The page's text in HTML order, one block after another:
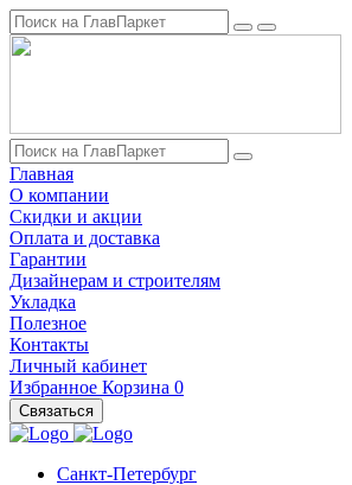
Главная
О компании
Скидки и акции
Оплата и доставка
Гарантии
Дизайнерам и строителям
Укладка
Полезное
Контакты
Личный кабинет
Избранное Корзина 0
Связаться
Санкт-Петербург